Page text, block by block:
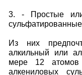
3. - Простые
Из них
алкильный или
мере 12 атомов
алкениловых